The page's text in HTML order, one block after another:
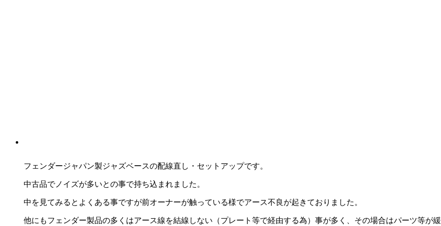
フェンダージャパン製ジャズベースの配線直し・セットアップです。
中古品でノイズが多いとの事で持ち込まれました。
中を見てみるとよくある事ですが前オーナーが触っている様でアース不良が起きておりました。
他にもフェンダー製品の多くはアース線を結線しない（プレート等で経由する為）事が多く、その場合はパーツ等が